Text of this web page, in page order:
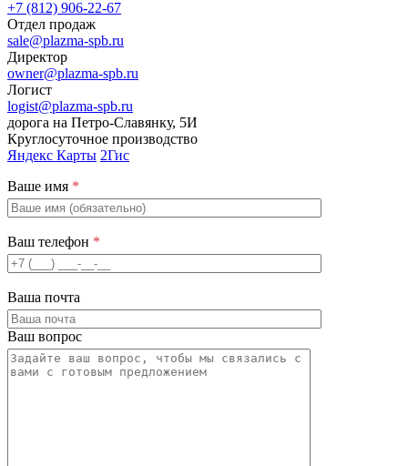
+7 (812) 906-22-67
Отдел продаж
sale@plazma-spb.ru
Директор
owner@plazma-spb.ru
Логист
logist@plazma-spb.ru
дорога на Петро-Славянку, 5И
Круглосуточное производство
Яндекс Карты 2Гис
Ваше имя *
Ваш телефон *
Ваша почта
Ваш вопрос